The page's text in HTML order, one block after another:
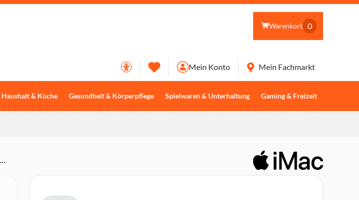
Warenkorb 0
Haushalt & Küche Gesundheit & Körperpflege Spielwaren & Unterhaltung Gaming & Freizeit
Mein Konto Mein Fachmarkt